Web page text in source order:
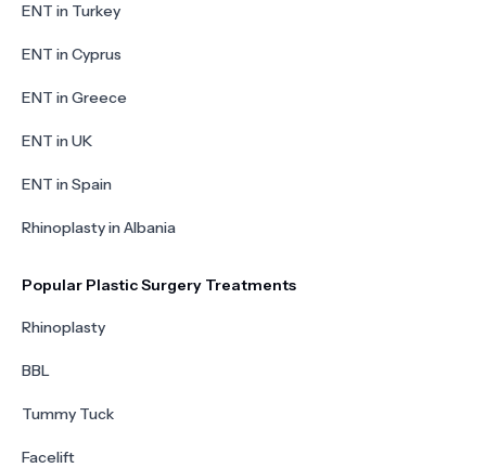
ENT in Turkey
ENT in Cyprus
ENT in Greece
ENT in UK
ENT in Spain
Rhinoplasty in Albania
Popular Plastic Surgery Treatments
Rhinoplasty
BBL
Tummy Tuck
Facelift